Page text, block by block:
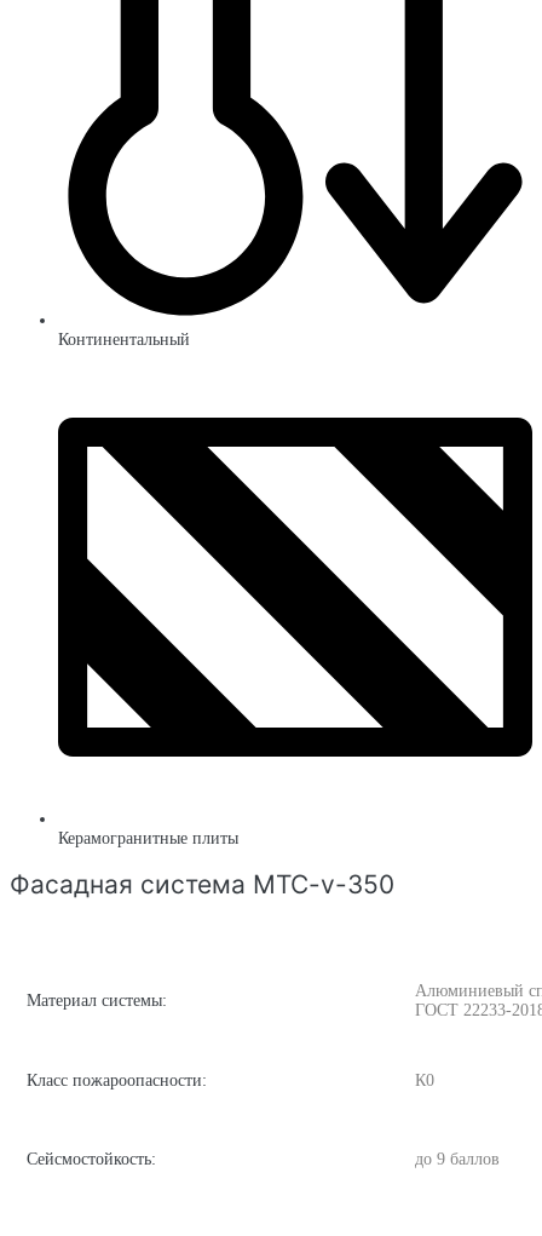
Континентальный
Керамогранитные плиты
Фасадная система MTC-v-350
Материал системы:
Алюминиевый
ГОСТ 22233-
Класс пожароопасности: К0
Сейсмостойкость: до 9 баллов